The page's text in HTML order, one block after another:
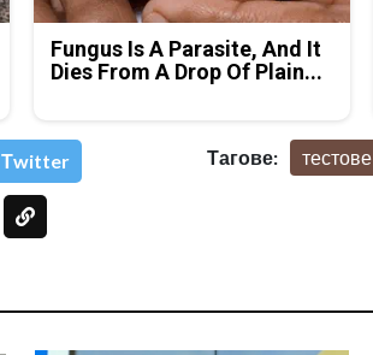
Fungus Is A Parasite, And It
Dies From A Drop Of Plain...
Тwitter Тагове: тестове